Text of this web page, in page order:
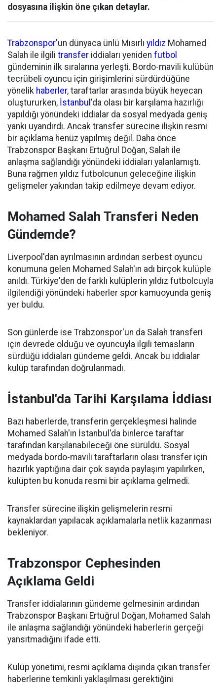
dosyasına ilişkin öne çıkan detaylar.
Trabzonspor'un dünyaca ünlü Mısırlı yıldız Mohamed
Salah ile ilgili transfer iddiaları yeniden futbol
gündeminin ilk sıralarına yerleşti. Bordo-mavili kulübün
tecrübeli oyuncu için girişimlerini sürdürdüğüne
yönelik haberler, taraftarlar arasında büyük heyecan
oluştururken, İstanbul 'da olası bir karşılama hazırlığı
yapıldığı yönündeki iddialar da sosyal medyada geniş
yankı uyandırdı. Ancak transfer sürecine ilişkin resmi
bir açıklama henüz yapılmış değil. Daha önce
Trabzonspor Başkanı Ertuğrul Doğan, Salah ile
anlaşma sağlandığı yönündeki iddiaları yalanlamıştı.
Buna rağmen yıldız futbolcunun geleceğine ilişkin
gelişmeler yakından takip edilmeye devam ediyor.
Mohamed Salah Transferi Neden
Gündemde?
Liverpool'dan ayrılmasının ardından serbest oyuncu
konumuna gelen Mohamed Salah'ın adı birçok kulüple
anıldı. Türkiye'den de farklı kulüplerin yıldız futbolcuyla
ilgilendiği yönündeki haberler spor kamuoyunda geniş
yer buldu.
Son günlerde ise Trabzonspor'un da Salah transferi
için devrede olduğu ve oyuncuyla ilgili temasların
sürdüğü iddiaları gündeme geldi. Ancak bu iddialar
kulüp tarafından doğrulanmadı.
İstanbul'da Tarihi Karşılama İddiası
Bazı haberlerde, transferin gerçekleşmesi halinde
Mohamed Salah'ın İstanbul'da binlerce taraftar
tarafından karşılanabileceği öne sürüldü. Sosyal
medyada bordo-mavili taraftarların olası transfer için
hazırlık yaptığına dair çok sayıda paylaşım yapılırken,
kulüpten bu konuda resmi bir açıklama gelmedi.
Transfer sürecine ilişkin gelişmelerin resmi
kaynaklardan yapılacak açıklamalarla netlik kazanması
bekleniyor.
Trabzonspor Cephesinden
Açıklama Geldi
Transfer iddialarının gündeme gelmesinin ardından
Trabzonspor Başkanı Ertuğrul Doğan, Mohamed Salah
ile anlaşma sağlandığı yönündeki haberlerin gerçeği
yansıtmadığını ifade etti.
Kulüp yönetimi, resmi açıklama dışında çıkan transfer
haberlerine temkinli yaklaşılması gerektiğini